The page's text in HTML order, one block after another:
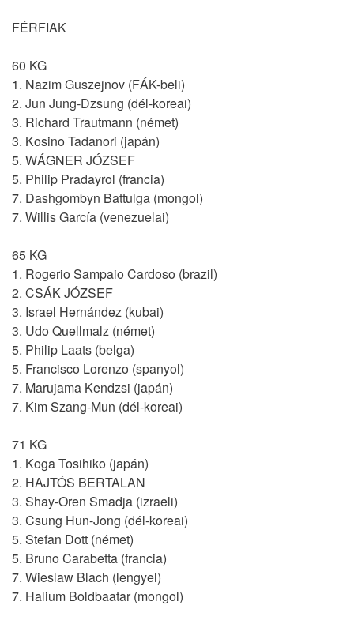
FÉRFIAK
60 KG
1. Nazim Guszejnov (FÁK-beli)
2. Jun Jung-Dzsung (dél-koreai)
3. Richard Trautmann (német)
3. Kosino Tadanori (japán)
5. WÁGNER JÓZSEF
5. Philip Pradayrol (francia)
7. Dashgombyn Battulga (mongol)
7. Willis García (venezuelai)
65 KG
1. Rogerio Sampaio Cardoso (brazil)
2. CSÁK JÓZSEF
3. Israel Hernández (kubai)
3. Udo Quellmalz (német)
5. Philip Laats (belga)
5. Francisco Lorenzo (spanyol)
7. Marujama Kendzsi (japán)
7. Kim Szang-Mun (dél-koreai)
71 KG
1. Koga Tosihiko (japán)
2. HAJTÓS BERTALAN
3. Shay-Oren Smadja (izraeli)
3. Csung Hun-Jong (dél-koreai)
5. Stefan Dott (német)
5. Bruno Carabetta (francia)
7. Wieslaw Blach (lengyel)
7. Halium Boldbaatar (mongol)